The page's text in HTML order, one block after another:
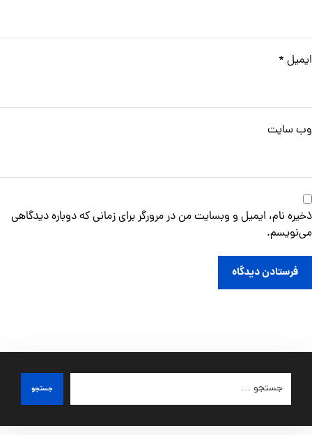
ایمیل *
وب‌ سایت
ذخیره نام، ایمیل و وبسایت من در مرورگر برای زمانی که دوباره دیدگاهی
می‌نویسم.
فرستادن دیدگاه
جستجو